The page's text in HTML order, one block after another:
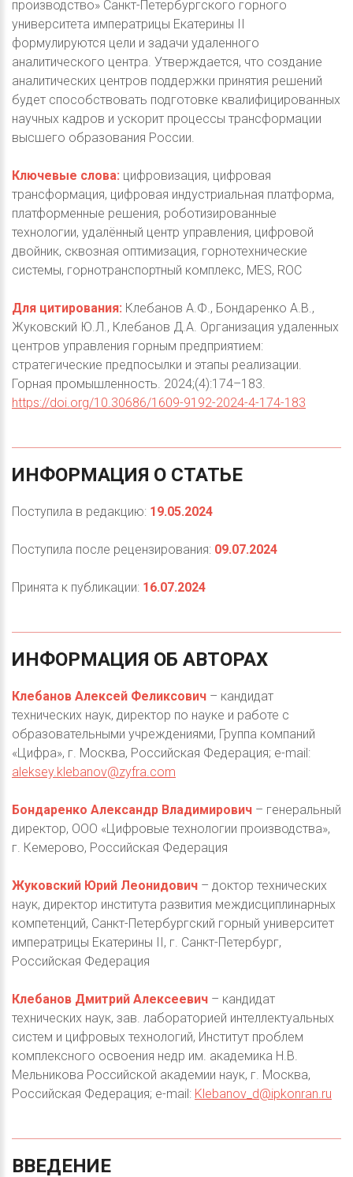
производство» Санкт-Петербургского горного
университета императрицы Екатерины II
формулируются цели и задачи удаленного
аналитического центра. Утверждается, что создание
аналитических центров поддержки принятия решений
будет способствовать подготовке квалифицированных
научных кадров и ускорит процессы трансформации
высшего образования России.
Ключевые слова: цифровизация, цифровая
трансформация, цифровая индустриальная платформа,
платформенные решения, роботизированные
технологии, удалённый центр управления, цифровой
двойник, сквозная оптимизация, горнотехнические
системы, горнотранспортный комплекс, MES, ROC
Для цитирования: Клебанов А.Ф., Бондаренко А.В.,
Жуковский Ю.Л., Клебанов Д.А. Организация удаленных
центров управления горным предприятием:
стратегические предпосылки и этапы реализации.
Горная промышленность. 2024;(4):174–183.
https://doi.org/10.30686/1609-9192-2024-4-174-183
ИНФОРМАЦИЯ О СТАТЬЕ
Поступила в редакцию: 19.05.2024
Поступила после рецензирования: 09.07.2024
Принята к публикации: 16.07.2024
ИНФОРМАЦИЯ ОБ АВТОРАХ
Клебанов Алексей Феликсович – кандидат
технических наук, директор по науке и работе с
образовательными учреждениями, Группа компаний
«Цифра», г. Москва, Российская Федерация; e-mail:
aleksey.klebanov@zyfra.com
Бондаренко Александр Владимирович – генеральный
директор, ООО «Цифровые технологии производства»,
г. Кемерово, Российская Федерация
Жуковский Юрий Леонидович – доктор технических
наук, директор института развития междисциплинарных
компетенций, Санкт-Петербургский горный университет
императрицы Екатерины II, г. Санкт-Петербург,
Российская Федерация
Клебанов Дмитрий Алексеевич – кандидат
технических наук, зав. лабораторией интеллектуальных
систем и цифровых технологий, Институт проблем
комплексного освоения недр им. академика Н.В.
Мельникова Российской академии наук, г. Москва,
Российская Федерация; e-mail: Klebanov_d@ipkonran.ru
ВВЕДЕНИЕ